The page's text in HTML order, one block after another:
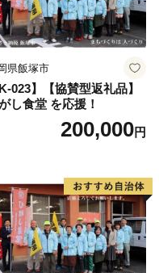
県飯塚市
K-023】【協賛型返礼品】
し食堂 を応援！
200,000円